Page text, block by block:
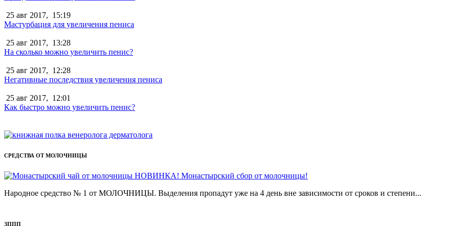
25 авг 2017, 15:19
Мастурбация для увеличения пениса
25 авг 2017, 13:28
На сколько можно увеличить пенис?
25 авг 2017, 12:28
Негативные последствия увеличения пениса
25 авг 2017, 12:01
Как быстро можно увеличить пенис?
СРЕДСТВА ОТ МОЛОЧНИЦЫ
НОВИНКА! Монастырский сбор от молочницы!
Народное средство № 1 от МОЛОЧНИЦЫ. Выделения пропадут уже на 4 день вне зависимости от сроков и степени...
ЗППП